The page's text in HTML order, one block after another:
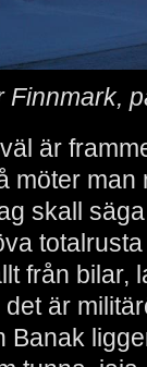
Finnmark,
är
möter man
skall
från bilar,
är
Banak